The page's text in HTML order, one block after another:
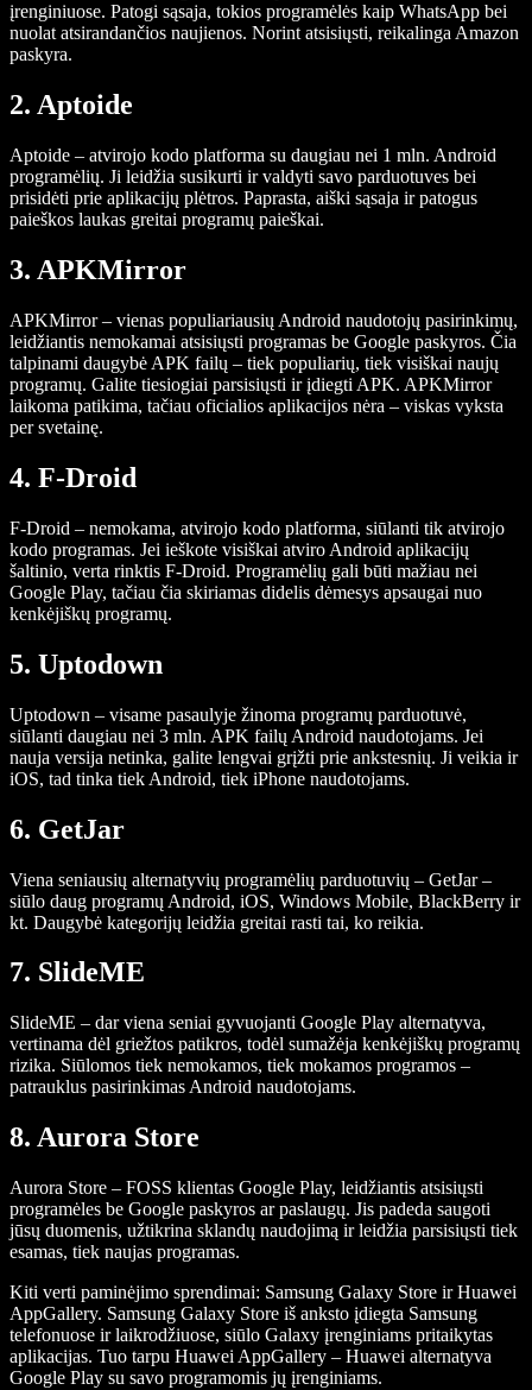
įrenginiuose. Patogi sąsaja, tokios programėlės kaip WhatsApp bei
nuolat atsirandančios naujienos. Norint atsisiųsti, reikalinga Amazon
paskyra.
2. Aptoide
Aptoide – atvirojo kodo platforma su daugiau nei 1 mln. Android
programėlių. Ji leidžia susikurti ir valdyti savo parduotuves bei
prisidėti prie aplikacijų plėtros. Paprasta, aiški sąsaja ir patogus
paieškos laukas greitai programų paieškai.
3. APKMirror
APKMirror – vienas populiariausių Android naudotojų pasirinkimų,
leidžiantis nemokamai atsisiųsti programas be Google paskyros. Čia
talpinami daugybė APK failų – tiek populiarių, tiek visiškai naujų
programų. Galite tiesiogiai parsisiųsti ir įdiegti APK. APKMirror
laikoma patikima, tačiau oficialios aplikacijos nėra – viskas vyksta
per svetainę.
4. F-Droid
F-Droid – nemokama, atvirojo kodo platforma, siūlanti tik atvirojo
kodo programas. Jei ieškote visiškai atviro Android aplikacijų
šaltinio, verta rinktis F-Droid. Programėlių gali būti mažiau nei
Google Play, tačiau čia skiriamas didelis dėmesys apsaugai nuo
kenkėjiškų programų.
5. Uptodown
Uptodown – visame pasaulyje žinoma programų parduotuvė,
siūlanti daugiau nei 3 mln. APK failų Android naudotojams. Jei
nauja versija netinka, galite lengvai grįžti prie ankstesnių. Ji veikia ir
iOS, tad tinka tiek Android, tiek iPhone naudotojams.
6. GetJar
Viena seniausių alternatyvių programėlių parduotuvių – GetJar –
siūlo daug programų Android, iOS, Windows Mobile, BlackBerry ir
kt. Daugybė kategorijų leidžia greitai rasti tai, ko reikia.
7. SlideME
SlideME – dar viena seniai gyvuojanti Google Play alternatyva,
vertinama dėl griežtos patikros, todėl sumažėja kenkėjiškų programų
rizika. Siūlomos tiek nemokamos, tiek mokamos programos –
patrauklus pasirinkimas Android naudotojams.
8. Aurora Store
Aurora Store – FOSS klientas Google Play, leidžiantis atsisiųsti
programėles be Google paskyros ar paslaugų. Jis padeda saugoti
jūsų duomenis, užtikrina sklandų naudojimą ir leidžia parsisiųsti tiek
esamas, tiek naujas programas.
Kiti verti paminėjimo sprendimai: Samsung Galaxy Store ir Huawei
AppGallery. Samsung Galaxy Store iš anksto įdiegta Samsung
telefonuose ir laikrodžiuose, siūlo Galaxy įrenginiams pritaikytas
aplikacijas. Tuo tarpu Huawei AppGallery – Huawei alternatyva
Google Play su savo programomis jų įrenginiams.